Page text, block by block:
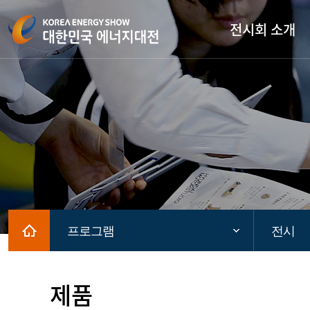
전시회 소개
프로그램 전시
제품